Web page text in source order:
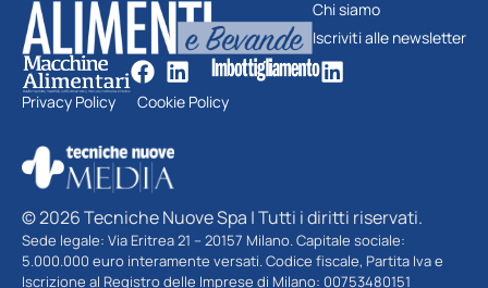
Chi siamo
Iscriviti alle newsletter
Privacy Policy Cookie Policy
© 2026 Tecniche Nuove Spa | Tutti i diritti riservati.
Sede legale: Via Eritrea 21 – 20157 Milano. Capitale sociale:
5.000.000 euro interamente versati. Codice fiscale, Partita Iva e
Iscrizione al Registro delle Imprese di Milano: 00753480151